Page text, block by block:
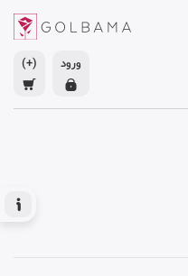
ورود (+)